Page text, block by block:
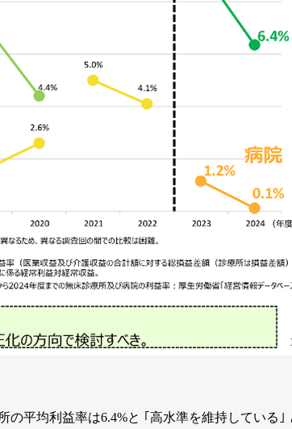
平均利益率は6.4%と ｢高水準を維持している｣